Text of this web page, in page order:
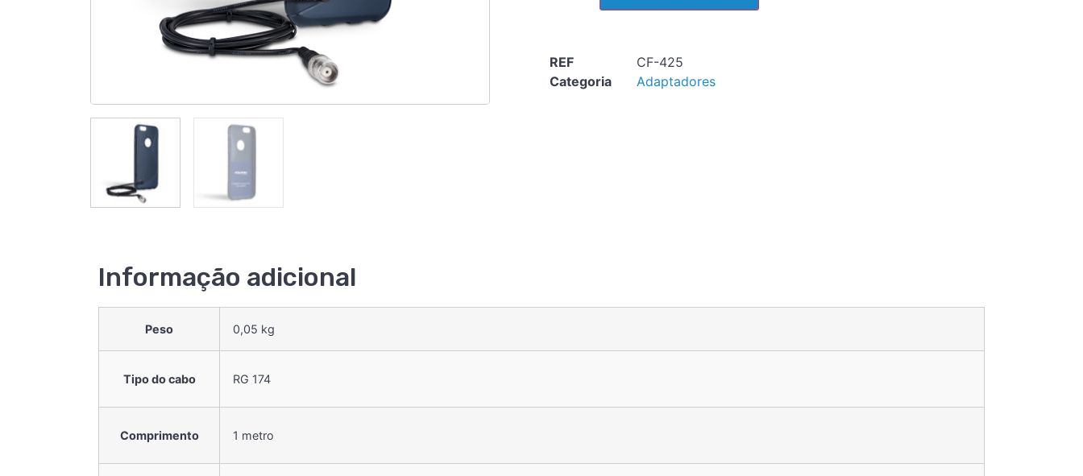
REF
CF-425
Categoria
Adaptadores
Informação adicional
Peso 0,05 kg
Tipo do cabo RG 174
Comprimento 1 metro